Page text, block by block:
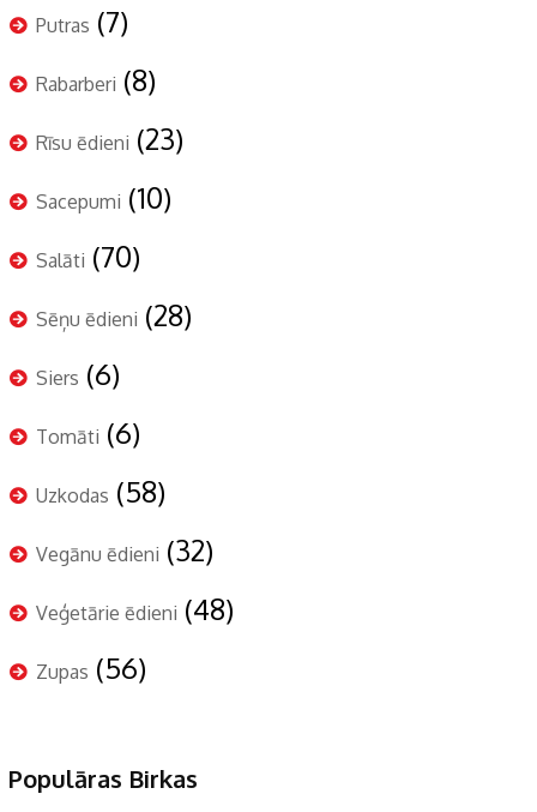
Putras (7)
Rabarberi (8)
Rīsu ēdieni (23)
Sacepumi (10)
Salāti (70)
Sēņu ēdieni (28)
Siers (6)
Tomāti (6)
Uzkodas (58)
Vegānu ēdieni (32)
Veģetārie ēdieni (48)
Zupas (56)
Populāras Birkas